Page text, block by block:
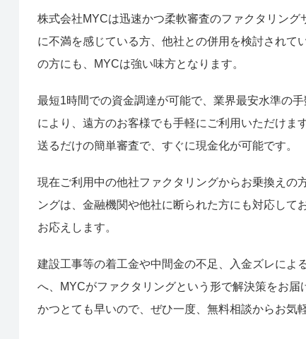
株式会社MYCは迅速かつ柔軟審査のファクタリン
に不満を感じている方、他社との併用を検討され
の方にも、MYCは強い味方となります。
最短1時間での資金調達が可能で、業界最安水準の
により、遠方のお客様でも手軽にご利用いただけ
送るだけの簡単審査で、すぐに現金化が可能です。
現在ご利用中の他社ファクタリングからお乗換えの
ングは、金融機関や他社に断られた方にも対応し
お応えします。
建設工事等の着工金や中間金の不足、入金ズレによ
へ、MYCがファクタリングという形で解決策をお
かつとても早いので、ぜひ一度、無料相談からお気